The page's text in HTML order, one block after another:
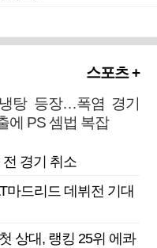
스포츠 +
탕 등장…폭염 경기
에 PS 셈법 복잡
경기 취소
마드리드 데뷔전 기대
상대, 랭킹 25위 에콰